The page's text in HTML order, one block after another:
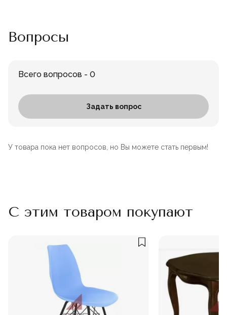
Вопросы
Всего вопросов - 0
Задать вопрос
У товара пока нет вопросов, но Вы можете стать первым!
С этим товаром покупают